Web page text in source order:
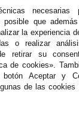
del
Córdoba,
necesarias
que
la experiencia
o realizar
retirar su
de cookies».
Aceptar y
de las cookies